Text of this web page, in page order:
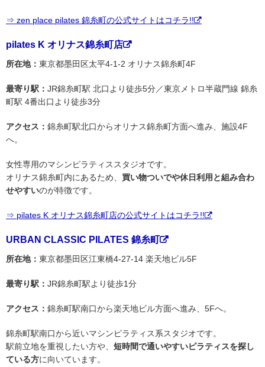
⇒ zen place pilates 錦糸町の公式サイトはコチラ!!
pilates K オリナス錦糸町店
所在地： 東京都墨田区太平4-1-2 オリナス錦糸町4F
最寄り駅： JR錦糸町駅 北口より徒歩5分／東京メトロ半蔵門線 錦糸
町駅 4番出口より徒歩3分
アクセス： 錦糸町駅北口からオリナス錦糸町方面へ進み、施設4F
へ。
女性専用のマシンピラティススタジオです。
オリナス錦糸町内にあるため、 買い物ついでや休日利用と組み合わ
せやすいのが特徴です。
⇒ pilates K オリナス錦糸町店の公式サイトはコチラ!!
URBAN CLASSIC PILATES 錦糸町
所在地： 東京都墨田区江東橋4-27-14 楽天地ビル5F
最寄り駅： JR錦糸町駅より徒歩1分
アクセス： 錦糸町駅南口から楽天地ビル方面へ進み、5Fへ。
錦糸町駅南口から近いマシンピラティス系スタジオです。
駅前立地を重視したい方や、 短時間で通いやすいピラティスを探し
ている方に向いています。